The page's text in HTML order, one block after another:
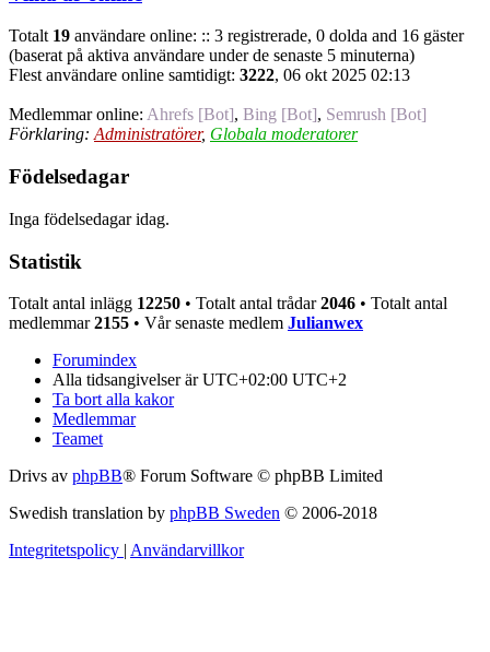
Totalt 19 användare online: :: 3 registrerade, 0 dolda and 16 gäster
(baserat på aktiva användare under de senaste 5 minuterna)
Flest användare online samtidigt: 3222, 06 okt 2025 02:13
Medlemmar online: Ahrefs [Bot], Bing [Bot], Semrush [Bot]
Förklaring: Administratörer, Globala moderatorer
Födelsedagar
Inga födelsedagar idag.
Statistik
Totalt antal inlägg 12250 • Totalt antal trådar2046 • Totalt antal
medlemmar2155 • Vår senaste medlem Julianwex
Forumindex
Alla tidsangivelser är UTC+02:00 UTC+2
Ta bort alla kakor
Medlemmar
Teamet
Drivs av phpBB® Forum Software © phpBB Limited
Swedish translation by phpBB Sweden © 2006-2018
Integritetspolicy | Användarvillkor